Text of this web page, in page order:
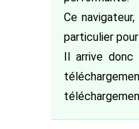
Ce
particulier
Il arrive